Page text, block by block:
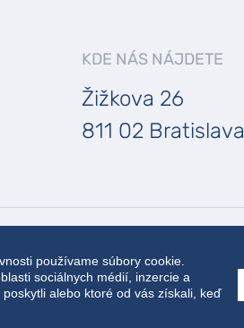
používame súbory cookie.
sociálnych médií, inzercie a
alebo ktoré od vás získali, keď
KDE NÁS NÁJDETE
Žižkova 26
811 02 Bratislava